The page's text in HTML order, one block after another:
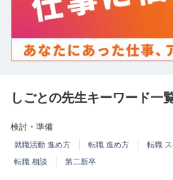
しごとの先生キーワード一
検討・準備
就職活動 進め方 転職 進め方 転職
転職 相談
第二新卒